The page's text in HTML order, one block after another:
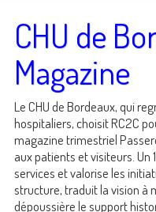
CHU de
Magazine
Le CHU de Bordeaux, qui
hospitaliers, choisit RC2C
magazine trimestriel
aux patients et visiteurs. Un
services et valorise les
structure, traduit la vision à
dépoussière le support